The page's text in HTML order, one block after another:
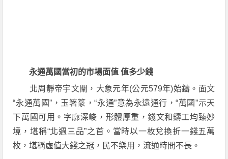
永通萬國當初的市場面值 值多少錢
北周靜帝宇文闡，大象元年(公元579年)始鑄。面文
“永通萬國”，玉箸篆，“永通”意為永遠通行，“萬國”示天
下萬國可用。字廓深峻，形體厚重，錢文和鑄工均臻妙
境，堪稱“北週三品”之首。當時以一枚兌換折一錢五萬
枚，堪稱虛值大錢之冠，民不樂用，流通時間不長。